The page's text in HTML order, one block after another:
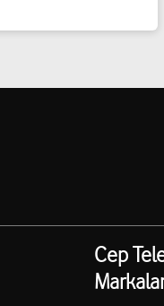
Cep